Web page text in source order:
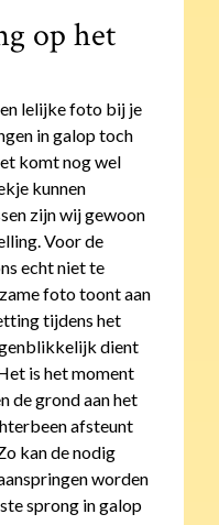
op het
lelijke foto bij je
in galop toch
komt nog wel
kunnen
zijn wij gewoon
Voor de
echt niet te
foto toont aan
tijdens het
dient
is het moment
de grond aan het
afsteunt
kan de nodig
worden
sprong in galop